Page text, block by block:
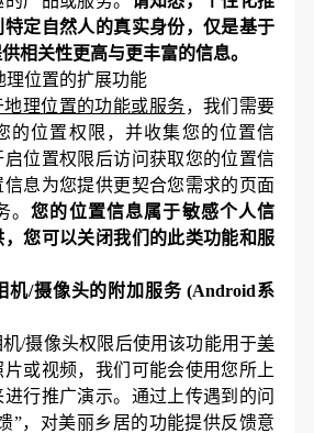
定自然人的真实身份，仅是基于
相关性更高与更丰富的信息。
理位置的扩展功能
地理位置的功能或服务，我们需要
的位置权限，并收集您的位置信
启位置权限后访问获取您的位置信
息为您提供更契合您需求的页面
。您的位置信息属于敏感个人信
您可以关闭我们的此类功能和服
机/摄像头的附加服务 (Android系
机/摄像头权限后使用该功能用于美
片或视频，我们 可能会使用您所上
进行推广演示。 通过上传遇到的问
”， 对美丽乡居的功能提供反馈意